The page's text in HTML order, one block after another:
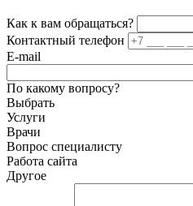
Как к вам обращаться?
Контактный телефон
E-mail
По какому вопросу?
Выбрать
Услуги
Врачи
Вопрос специалисту
Работа сайта
Другое